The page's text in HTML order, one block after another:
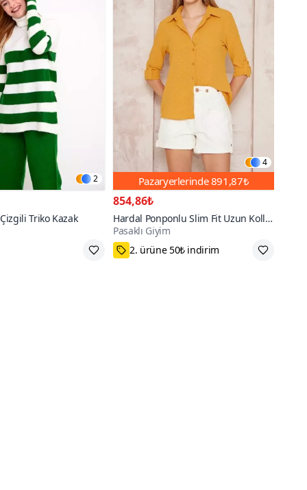
2
Triko Kazak
Üzere
4
Pazaryerlerinde891,87₺
854,86₺
Hardal Ponponlu Slim Fit Uzun Kollu
Gömlek
Pasaklı Giyim
75₺ Kupon Fırsatı